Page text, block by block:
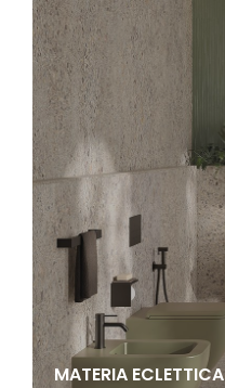
MATERIA ECLETTICA